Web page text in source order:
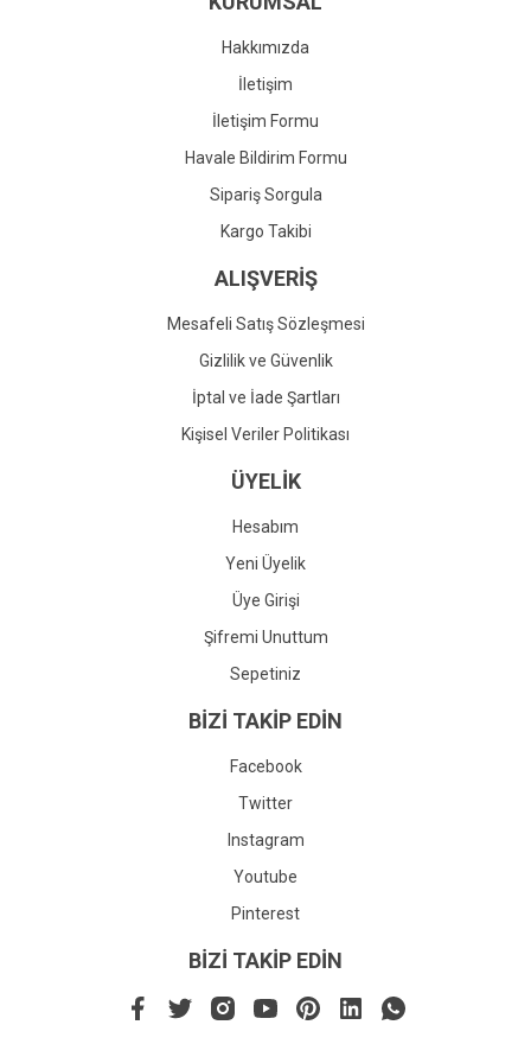
Gönder
Hakkımızda
İletişim
İletişim Formu
Havale Bildirim Formu
Sipariş Sorgula
Kargo Takibi
ALIŞVERİŞ
Mesafeli Satış Sözleşmesi
Gizlilik ve Güvenlik
İptal ve İade Şartları
Kişisel Veriler Politikası
ÜYELİK
Hesabım
Yeni Üyelik
Üye Girişi
Şifremi Unuttum
Sepetiniz
BİZİ TAKİP EDİN
Facebook
Twitter
Instagram
Youtube
Pinterest
BİZİ TAKİP EDİN